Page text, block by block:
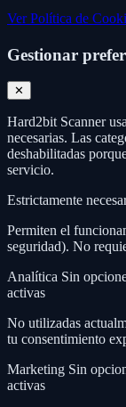
Ver Política de
Gestionar
✕
Hard2bit Scanner
necesarias. Las
deshabilitadas
servicio.
Estrictamente
Permiten el
seguridad). No
Analítica Sin
activas
No utilizadas
tu consentimiento
Marketing Sin
activas